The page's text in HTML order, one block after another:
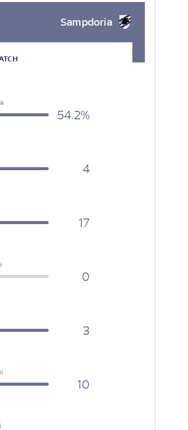
Sampdoria
54.2%
4
17
0
3
10